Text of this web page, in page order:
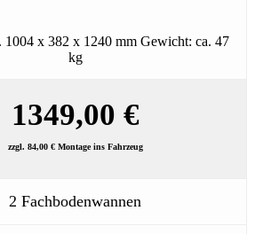
x 382 x 1240 mm Gewicht: ca. 47
kg
1349,00 €
zzgl. 84,00 € Montage ins Fahrzeug
2 Fachbodenwannen